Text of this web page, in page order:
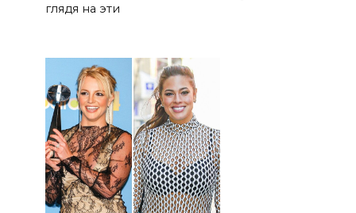
глядя на эти